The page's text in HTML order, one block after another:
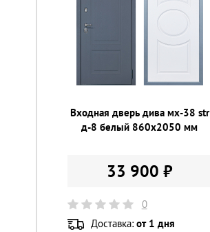
Входная дверь дива мх-38 str
д-8 белый 860х2050 мм
33 900 ₽
0
Доставка: от 1 дня